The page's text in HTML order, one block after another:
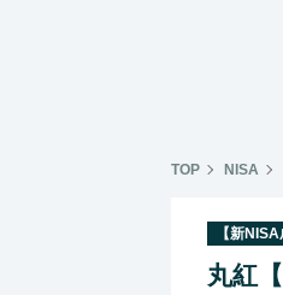
TOP NISA
【新
丸紅